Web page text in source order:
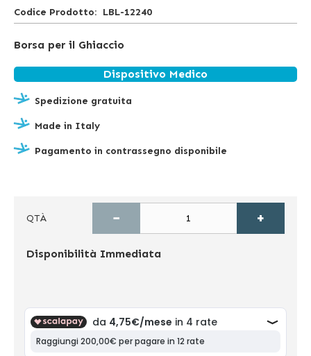
Codice Prodotto LBL-12240
Borsa per il Ghiaccio
Dispositivo Medico
Spedizione gratuita
Made in Italy
Pagamento in contrassegno disponibile
QTÀ − +
Disponibilità Immediata